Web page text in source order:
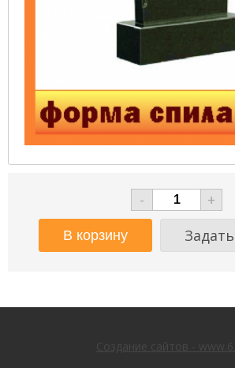
-
+
Создание сайтов -